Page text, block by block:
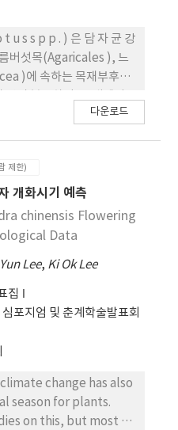
u s s p p . ) 은 담 자 균 강
버섯목(Agaricales ), 느
)에 속하는 목재부후균
목으로서 느타리버섯속의
)와 여름느타리(P.
노랑느타리(P.
리(P. pulmonarius )가
으나 발효기술의 미흡으
하의 문제점이 발생하여
발이 필 요한 실정이다. 본
의 미생물상 변화 및 수 량
방울솜70+면자각20+비트
합, 수분조절된 재배배지
재배배지의 중량비율로
다운로드
제한)
개화시기 예측
chinensis Flowering
Data
Lee, Ki Ok Lee
집
포지엄 및 춘계학술발표회
change has also
season for plants.
on this, but most of